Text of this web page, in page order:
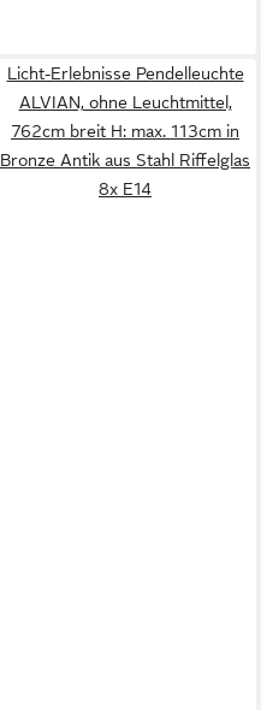
Licht-Erlebnisse Pendelleuchte
ALVIAN, ohne Leuchtmittel,
762cm breit H: max. 113cm in
Bronze Antik aus Stahl Riffelglas
8x E14